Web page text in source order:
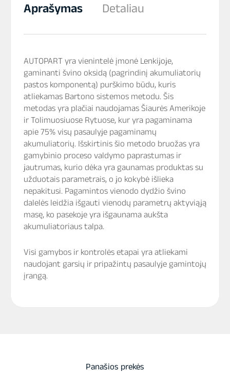
Aprašymas Detaliau
AUTOPART yra vienintelė įmonė Lenkijoje,
gaminanti švino oksidą (pagrindinį akumuliatorių
pastos komponentą) purškimo būdu, kuris
atliekamas Bartono sistemos metodu. Šis
metodas yra plačiai naudojamas Šiaurės Amerikoje
ir Tolimuosiuose Rytuose, kur yra pagaminama
apie 75% visų pasaulyje pagaminamų
akumuliatorių. Išskirtinis šio metodo bruožas yra
gamybinio proceso valdymo paprastumas ir
jautrumas, kurio dėka yra gaunamas produktas su
užduotais parametrais, o jo kokybė išlieka
nepakitusi. Pagamintos vienodo dydžio švino
dalelės leidžia išgauti vienodų parametrų aktyviąją
masę, ko pasekoje yra išgaunama aukšta
akumuliatoriaus talpa.
Visi gamybos ir kontrolės etapai yra atliekami
naudojant garsių ir pripažintų pasaulyje gamintojų
įrangą.
Panašios prekės